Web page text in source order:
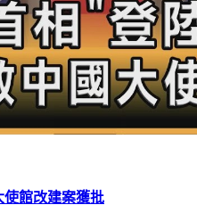
館改建案獲批